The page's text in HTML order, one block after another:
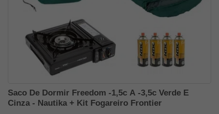
Saco De Dormir Freedom -1,5c A -3,5c Verde E
Cinza - Nautika + Kit Fogareiro Frontier